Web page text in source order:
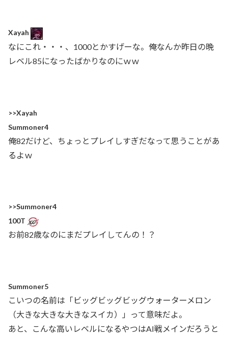
Xayah
なにこれ・・・、1000とかすげーな。俺なんか昨日の晩
レベル85になったばかりなのにｗｗ
>>Xayah
Summoner4
俺82だけど、ちょっとプレイしすぎだなって思うことがあ
るよｗ
>>Summoner4
100T
お前82歳なのにまだプレイしてんの！？
Summoner5
こいつの名前は「ビッグビッグビッグウォーターメロン
（大きな大きな大きなスイカ）」って意味だよ。
あと、こんな高いレベルになるやつはAI戦メインだろうと